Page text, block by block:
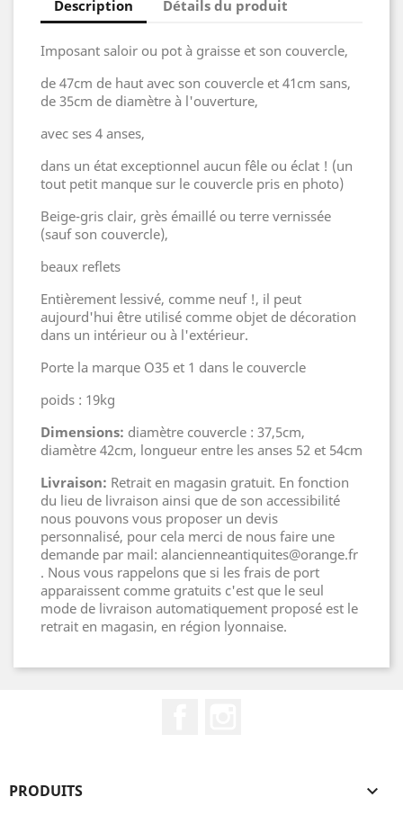
Description Détails du produit
Imposant saloir ou pot à graisse et son couvercle,
de 47cm de haut avec son couvercle et 41cm sans,
de 35cm de diamètre à l'ouverture,
avec ses 4 anses,
dans un état exceptionnel aucun fêle ou éclat ! (un
tout petit manque sur le couvercle pris en photo)
Beige-gris clair, grès émaillé ou terre vernissée
(sauf son couvercle),
beaux reflets
Entièrement lessivé, comme neuf !, il peut
aujourd'hui être utilisé comme objet de décoration
dans un intérieur ou à l'extérieur.
Porte la marque O35 et 1 dans le couvercle
poids : 19kg
Dimensions: diamètre couvercle : 37,5cm,
diamètre 42cm, longueur entre les anses 52 et 54cm
Livraison: Retrait en magasin gratuit. En fonction
du lieu de livraison ainsi que de son accessibilité
nous pouvons vous proposer un devis
personnalisé, pour cela merci de nous faire une
demande par mail: alancienneantiquites@orange.fr
. Nous vous rappelons que si les frais de port
apparaissent comme gratuits c'est que le seul
mode de livraison automatiquement proposé est le
retrait en magasin, en région lyonnaise.
PRODUITS 